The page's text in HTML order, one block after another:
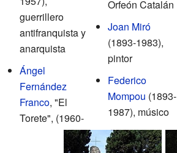
guerrillero
antifranquista y
anarquista
Ángel
Fernández
Franco, "El
Torete", (1960-
Orfeón Catalán
Joan Miró
(1893-1983),
pintor
Federico
Mompou (1893-
1987), músico